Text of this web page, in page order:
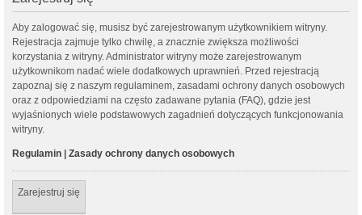
Aby zalogować się, musisz być zarejestrowanym użytkownikiem witryny.
Rejestracja zajmuje tylko chwilę, a znacznie zwiększa możliwości
korzystania z witryny. Administrator witryny może zarejestrowanym
użytkownikom nadać wiele dodatkowych uprawnień. Przed rejestracją
zapoznaj się z naszym regulaminem, zasadami ochrony danych osobowych
oraz z odpowiedziami na często zadawane pytania (FAQ), gdzie jest
wyjaśnionych wiele podstawowych zagadnień dotyczących funkcjonowania
witryny.
Regulamin Zasady ochrony danych osobowych
Zarejestruj się